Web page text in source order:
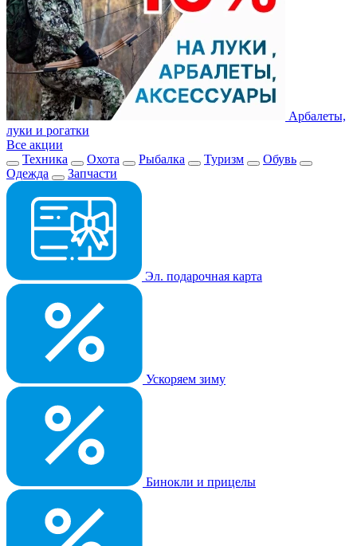
Арбалеты,
луки и рогатки
Все акции
Техника
Охота Рыбалка Туризм
Обувь
Одежда
Запчасти
Эл. подарочная карта
Ускоряем зиму
Бинокли и прицелы